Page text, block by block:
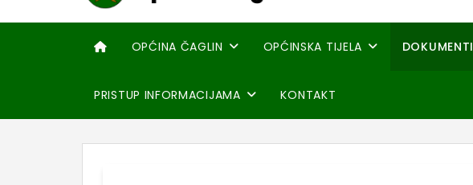
OPĆINA ČAGLIN OPĆINSKA TIJELA DOKUMENTI
PRISTUP INFORMACIJAMA KONTAKT